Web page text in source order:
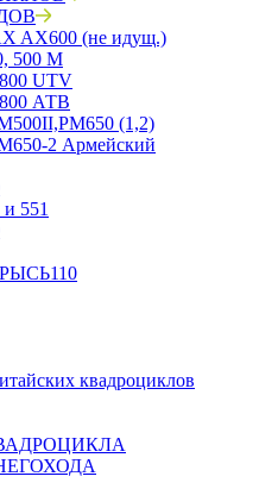
AX600 (не идущ.)
500 М
UTV
800 АТВ
(1,2)
2 Армейский
551
квадроциклов